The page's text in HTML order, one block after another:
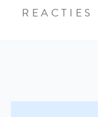
REACTIES